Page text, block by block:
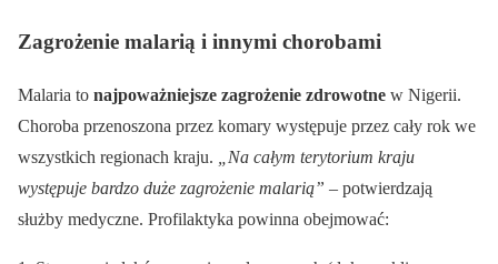
Zagrożenie malarią i innymi chorobami
Malaria to najpoważniejsze zagrożenie zdrowotne w Nigerii.
Choroba przenoszona przez komary występuje przez cały rok we
wszystkich regionach kraju. „Na całym terytorium kraju
występuje bardzo duże zagrożenie malarią” – potwierdzają
służby medyczne. Profilaktyka powinna obejmować: